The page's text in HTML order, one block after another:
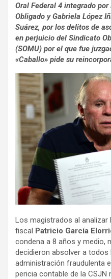
Oral Federal 4 integrado
Obligado y Gabriela López
Suárez, por los delitos de
en perjuicio del Sindicato
(SOMU) por el que fue
«Caballo» pide su
Los magistrados al analizar
fiscal Patricio García
condena a 8 años y medio,
decidieron absolver a
administración fraudulenta
pericia contable de la